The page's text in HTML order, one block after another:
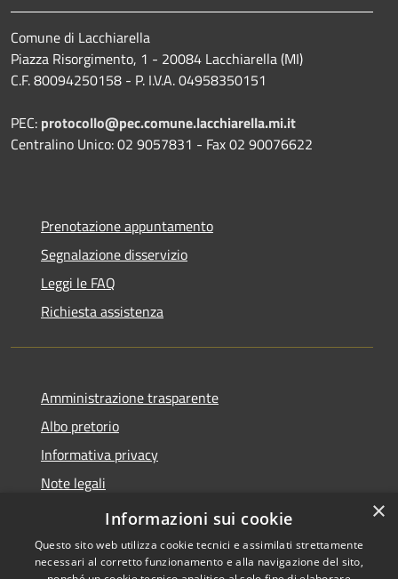
Comune di Lacchiarella
Piazza Risorgimento, 1 - 20084 Lacchiarella (MI)
C.F. 80094250158 - P. I.V.A. 04958350151
PEC: protocollo@pec.comune.lacchiarella.mi.it
Centralino Unico: 02 9057831 - Fax 02 90076622
Prenotazione appuntamento
Segnalazione disservizio
Leggi le FAQ
Richiesta assistenza
Amministrazione trasparente
Albo pretorio
Informativa privacy
Note legali
Dichiarazione di accessibilità
×
Informazioni sui cookie
Questo sito web utilizza cookie tecnici e assimilati strettamente
necessari al corretto funzionamento e alla navigazione del sito,